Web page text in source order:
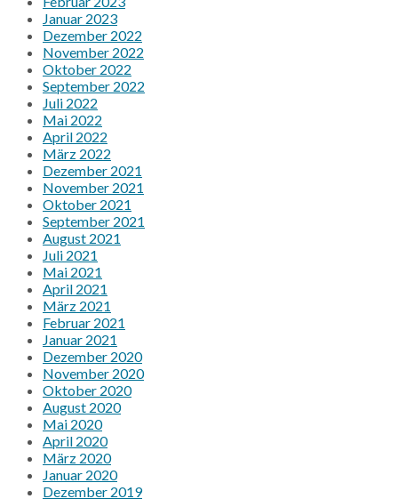
Januar 2023
Dezember 2022
November 2022
Oktober 2022
September 2022
Juli 2022
Mai 2022
April 2022
März 2022
Dezember 2021
November 2021
Oktober 2021
September 2021
August 2021
Juli 2021
Mai 2021
April 2021
März 2021
Februar 2021
Januar 2021
Dezember 2020
November 2020
Oktober 2020
August 2020
Mai 2020
April 2020
März 2020
Januar 2020
Dezember 2019